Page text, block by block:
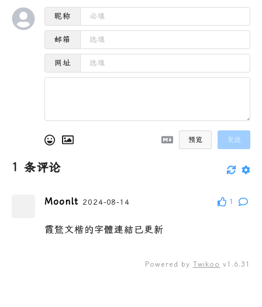
昵称
邮箱
网址
预览 发送
1 条评论
Moonlt 2024-08-14 1
霞鶩文楷的字體連結已更新
Powered by Twikoo v1.6.31